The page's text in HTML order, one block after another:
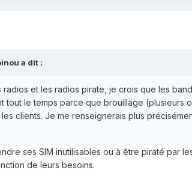
a dit :
radios et les radios pirate, je crois que les
tout le temps parce que brouillage (plusieurs
clients. Je me renseignerais plus
ses SIM inutilisables ou à être piraté par
de leurs besoins.